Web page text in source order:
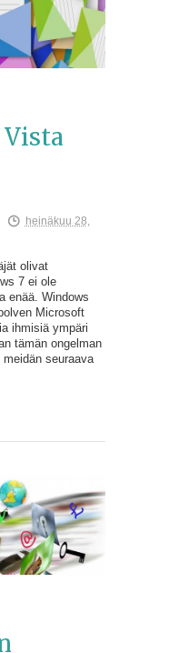
heinäkuu 28,
olivat
7 ei ole
enää. Windows
Microsoft
ihmisiä ympäri
tämän ongelman
seuraava